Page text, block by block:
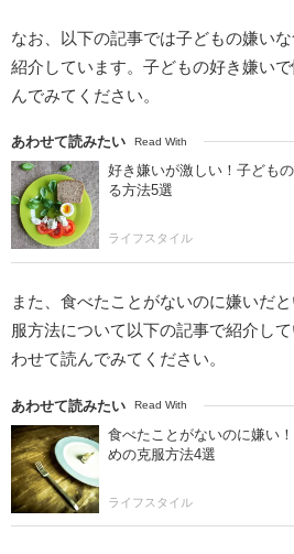
なお、以下の記事では子どもの嫌い
紹介しています。子どもの好き嫌い
んでみてください。
あわせて読みたい Read With
好き嫌いが激しい！子ども
る方法5選
ライフスタイル
また、食べたことがないのに嫌いだ
服方法について以下の記事で紹介し
わせて読んでみてください。
あわせて読みたい Read With
食べたことがないのに嫌い
めの克服方法4選
ライフスタイル